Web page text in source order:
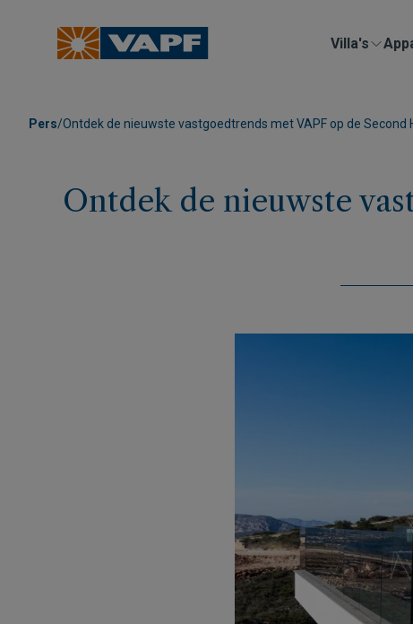
Villa's
Pers/Ontdek de nieuwste vastgoedtrends met VAPF op de Second
Ontdek de nieuwste